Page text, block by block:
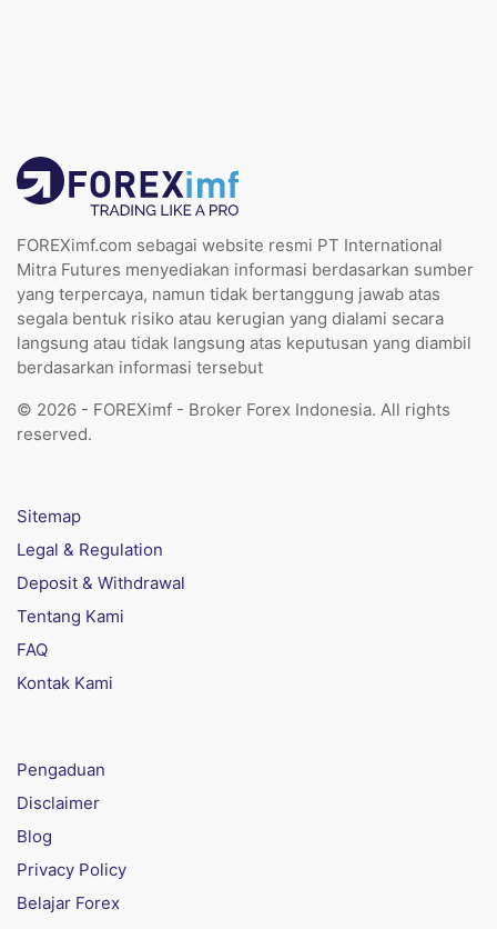
FOREXimf.com sebagai website resmi PT International
Mitra Futures menyediakan informasi berdasarkan sumber
yang terpercaya, namun tidak bertanggung jawab atas
segala bentuk risiko atau kerugian yang dialami secara
langsung atau tidak langsung atas keputusan yang diambil
berdasarkan informasi tersebut
© 2026 - FOREXimf - Broker Forex Indonesia. All rights
reserved.
Sitemap
Legal & Regulation
Deposit & Withdrawal
Tentang Kami
FAQ
Kontak Kami
Pengaduan
Disclaimer
Blog
Privacy Policy
Belajar Forex